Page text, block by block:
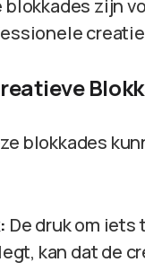
zijn
blokkades
De druk om
kan dat de